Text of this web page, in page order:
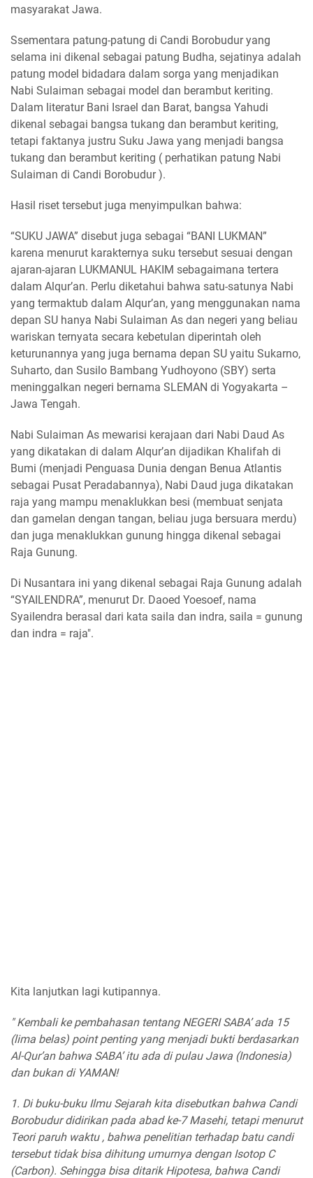
masyarakat Jawa.
Ssementara patung-patung di Candi Borobudur yang
selama ini dikenal sebagai patung Budha, sejatinya adalah
patung model bidadara dalam sorga yang menjadikan
Nabi Sulaiman sebagai model dan berambut keriting.
Dalam literatur Bani Israel dan Barat, bangsa Yahudi
dikenal sebagai bangsa tukang dan berambut keriting,
tetapi faktanya justru Suku Jawa yang menjadi bangsa
tukang dan berambut keriting ( perhatikan patung Nabi
Sulaiman di Candi Borobudur ).
Hasil riset tersebut juga menyimpulkan bahwa:
“SUKU JAWA” disebut juga sebagai “BANI LUKMAN”
karena menurut karakternya suku tersebut sesuai dengan
ajaran-ajaran LUKMANUL HAKIM sebagaimana tertera
dalam Alqur’an. Perlu diketahui bahwa satu-satunya Nabi
yang termaktub dalam Alqur’an, yang menggunakan nama
depan SU hanya Nabi Sulaiman As dan negeri yang beliau
wariskan ternyata secara kebetulan diperintah oleh
keturunannya yang juga bernama depan SU yaitu Sukarno,
Suharto, dan Susilo Bambang Yudhoyono (SBY) serta
meninggalkan negeri bernama SLEMAN di Yogyakarta –
Jawa Tengah.
Nabi Sulaiman As mewarisi kerajaan dari Nabi Daud As
yang dikatakan di dalam Alqur’an dijadikan Khalifah di
Bumi (menjadi Penguasa Dunia dengan Benua Atlantis
sebagai Pusat Peradabannya), Nabi Daud juga dikatakan
raja yang mampu menaklukkan besi (membuat senjata
dan gamelan dengan tangan, beliau juga bersuara merdu)
dan juga menaklukkan gunung hingga dikenal sebagai
Raja Gunung.
Di Nusantara ini yang dikenal sebagai Raja Gunung adalah
“SYAILENDRA”, menurut Dr. Daoed Yoesoef, nama
Syailendra berasal dari kata saila dan indra, saila = gunung
dan indra = raja".
Kita lanjutkan lagi kutipannya.
" Kembali ke pembahasan tentang NEGERI SABA’ ada 15
(lima belas) point penting yang menjadi bukti berdasarkan
Al-Qur’an bahwa SABA’ itu ada di pulau Jawa (Indonesia)
dan bukan di YAMAN!
1. Di buku-buku Ilmu Sejarah kita disebutkan bahwa Candi
Borobudur didirikan pada abad ke-7 Masehi, tetapi menurut
Teori paruh waktu , bahwa penelitian terhadap batu candi
tersebut tidak bisa dihitung umurnya dengan Isotop C
(Carbon). Sehingga bisa ditarik Hipotesa, bahwa Candi